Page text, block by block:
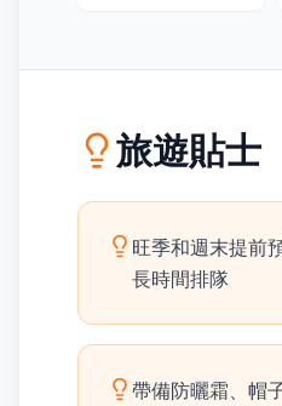
旅遊貼士
旺季和週末提前
長時間排隊
帶備防曬霜、帽